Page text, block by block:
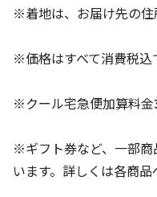
※着地は、お届け先の住
※価格はすべて消費税込
※クール宅急便加算料金
※ギフト券など、一部商
います。詳しくは各商品